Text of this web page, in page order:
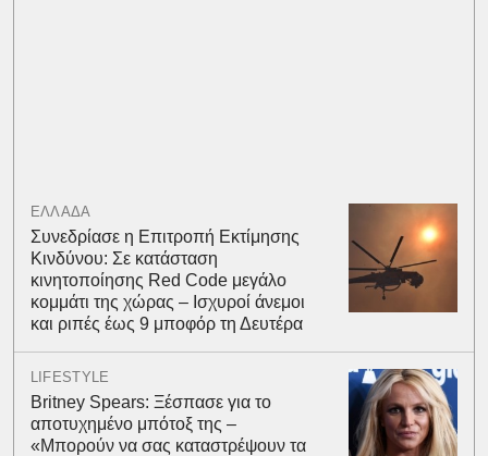
ΕΛΛΑΔΑ
Συνεδρίασε η Επιτροπή Εκτίμησης
Κινδύνου: Σε κατάσταση
κινητοποίησης Red Code μεγάλο
κομμάτι της χώρας – Ισχυροί άνεμοι
και ριπές έως 9 μποφόρ τη Δευτέρα
LIFESTYLE
Britney Spears: Ξέσπασε για το
αποτυχημένο μπότοξ της –
«Μπορούν να σας καταστρέψουν τα